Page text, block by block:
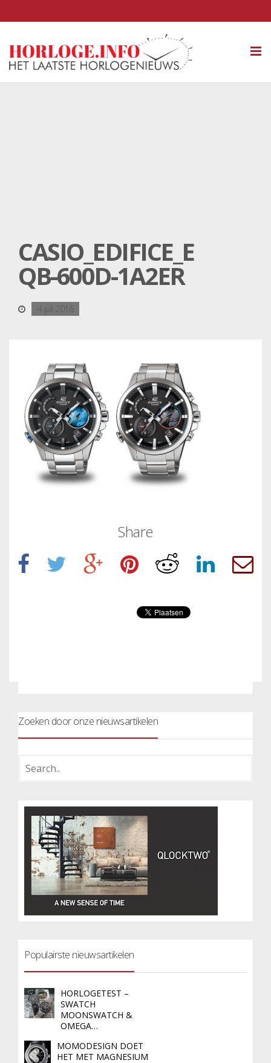
CASIO_EDIFICE_E
QB-600D-1A2ER
4 juli 2016
Share
Zoeken door onze nieuwsartikelen
Populairste nieuwsartikelen
HORLOGETEST –
SWATCH
MOONSWATCH &
OMEGA…
MOMODESIGN DOET
HET MET MAGNESIUM